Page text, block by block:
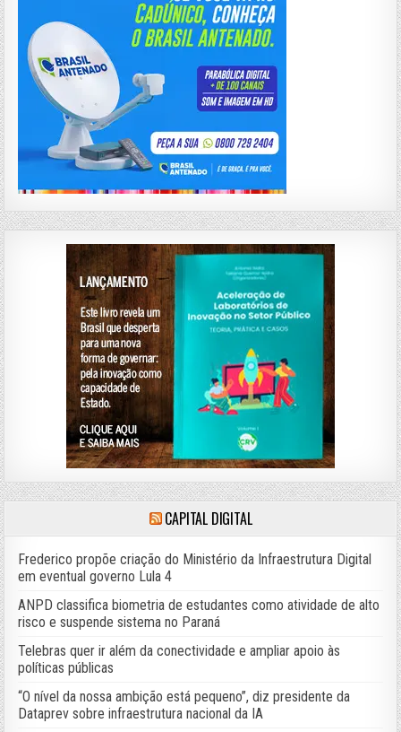
CAPITAL DIGITAL
Frederico propõe criação do Ministério da Infraestrutura Digital
em eventual governo Lula 4
ANPD classifica biometria de estudantes como atividade de alto
risco e suspende sistema no Paraná
Telebras quer ir além da conectividade e ampliar apoio às
políticas públicas
“O nível da nossa ambição está pequeno”, diz presidente da
Dataprev sobre infraestrutura nacional da IA